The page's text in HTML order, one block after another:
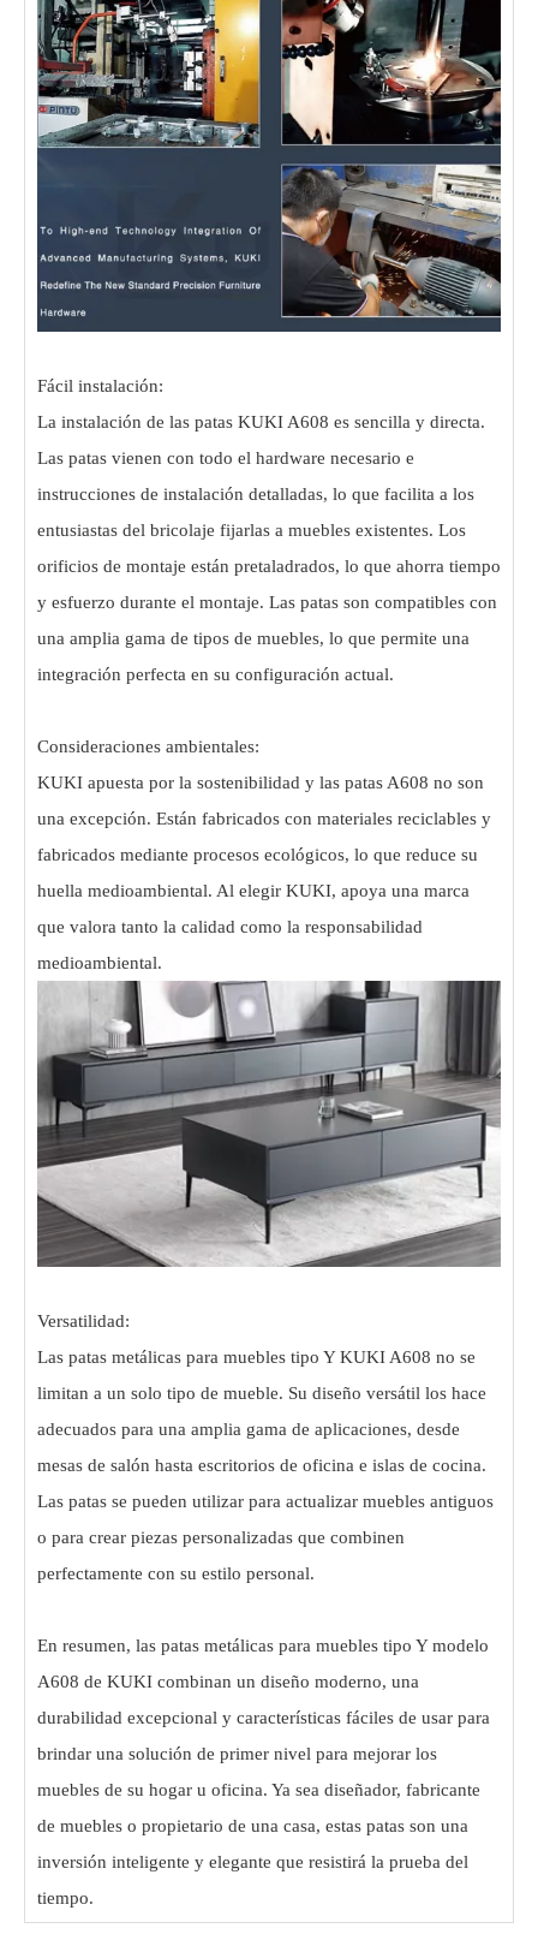
Fácil instalación:
La instalación de las patas KUKI A608 es sencilla y directa.
Las patas vienen con todo el hardware necesario e
instrucciones de instalación detalladas, lo que facilita a los
entusiastas del bricolaje fijarlas a muebles existentes. Los
orificios de montaje están pretaladrados, lo que ahorra tiempo
y esfuerzo durante el montaje. Las patas son compatibles con
una amplia gama de tipos de muebles, lo que permite una
integración perfecta en su configuración actual.
Consideraciones ambientales:
KUKI apuesta por la sostenibilidad y las patas A608 no son
una excepción. Están fabricados con materiales reciclables y
fabricados mediante procesos ecológicos, lo que reduce su
huella medioambiental. Al elegir KUKI, apoya una marca
que valora tanto la calidad como la responsabilidad
medioambiental.
Versatilidad:
Las patas metálicas para muebles tipo Y KUKI A608 no se
limitan a un solo tipo de mueble. Su diseño versátil los hace
adecuados para una amplia gama de aplicaciones, desde
mesas de salón hasta escritorios de oficina e islas de cocina.
Las patas se pueden utilizar para actualizar muebles antiguos
o para crear piezas personalizadas que combinen
perfectamente con su estilo personal.
En resumen, las patas metálicas para muebles tipo Y modelo
A608 de KUKI combinan un diseño moderno, una
durabilidad excepcional y características fáciles de usar para
brindar una solución de primer nivel para mejorar los
muebles de su hogar u oficina. Ya sea diseñador, fabricante
de muebles o propietario de una casa, estas patas son una
inversión inteligente y elegante que resistirá la prueba del
tiempo.